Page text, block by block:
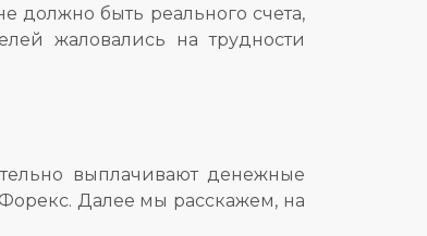
должно быть реального счета,
жаловались на трудности
выплачивают денежные
Далее мы расскажем, на